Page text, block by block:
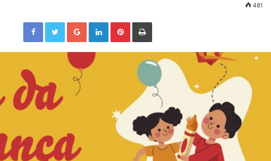
481
Facebook Twitter Google+ LinkedIn Pinterest